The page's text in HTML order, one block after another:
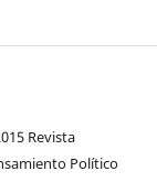
Revista
Político